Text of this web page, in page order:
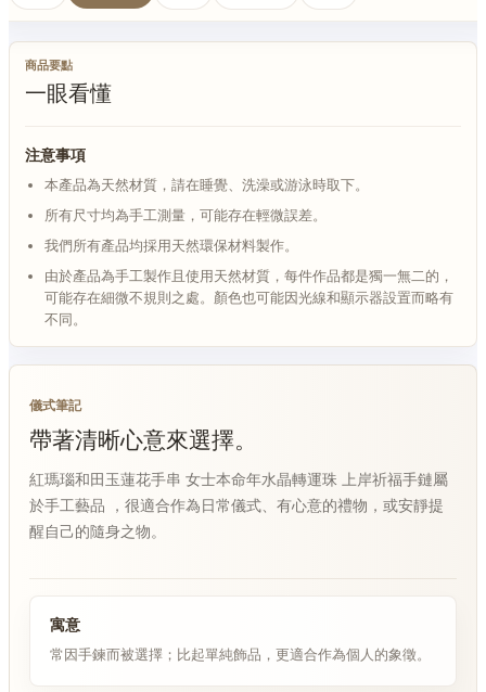
商品要點
一眼看懂
注意事項
本產品為天然材質，請在睡覺、洗澡或游泳時取下。
所有尺寸均為手工測量，可能存在輕微誤差。
我們所有產品均採用天然環保材料製作。
由於產品為手工製作且使用天然材質，每件作品都是獨一無二的，
可能存在細微不規則之處。顏色也可能因光線和顯示器設置而略有
不同。
儀式筆記
帶著清晰心意來選擇。
紅瑪瑙和田玉蓮花手串 女士本命年水晶轉運珠 上岸祈福手鏈屬
於手工藝品 ，很適合作為日常儀式、有心意的禮物，或安靜提
醒自己的隨身之物。
寓意
常因手鍊而被選擇；比起單純飾品，更適合作為個人的象徵。